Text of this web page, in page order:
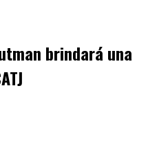
brindará una